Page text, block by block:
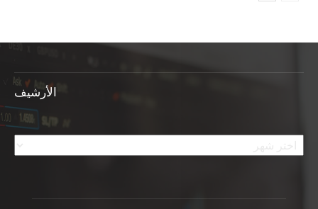
الأرشيف
الأرشيف